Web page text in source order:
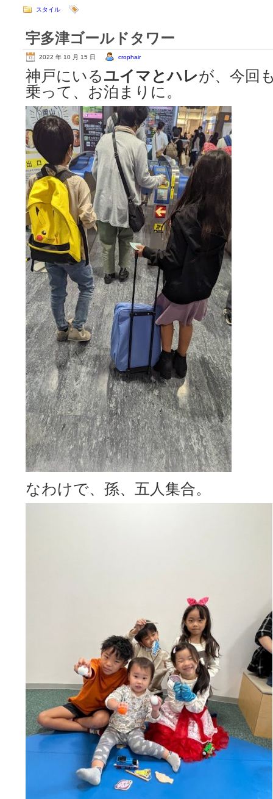
スタイル
宇多津ゴールドタワー
2022 年 10 月 15 日 crophair
神戸にいるユイマとハレが、今回
乗って、 お泊まりに。
なわけで、孫、五人集合。